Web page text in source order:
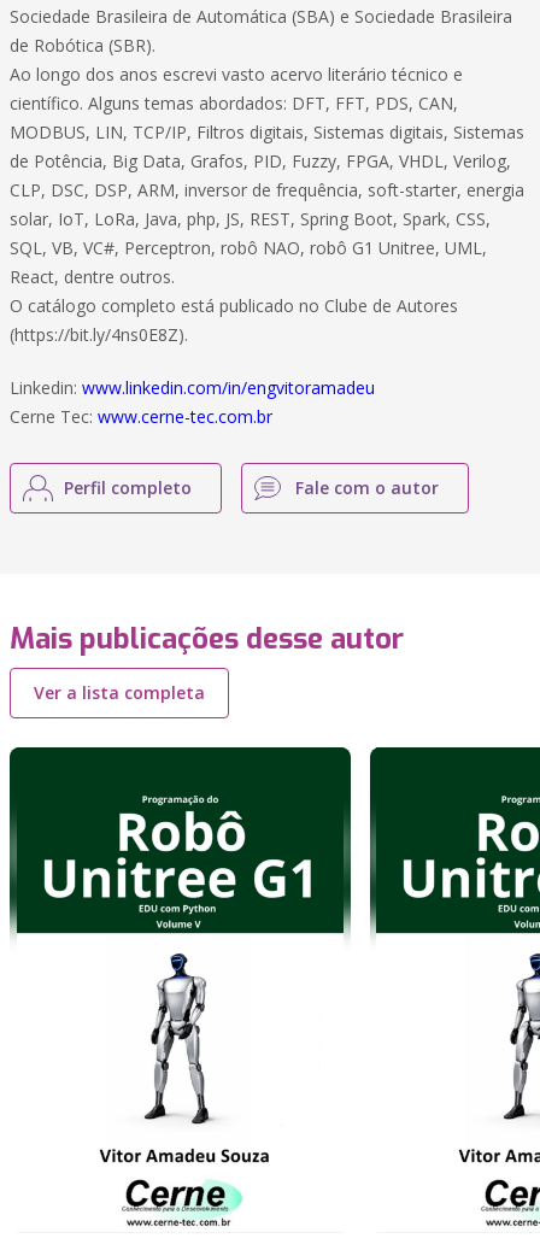
Sociedade Brasileira de Automática (SBA) e Sociedade Brasileira
de Robótica (SBR).
Ao longo dos anos escrevi vasto acervo literário técnico e
científico. Alguns temas abordados: DFT, FFT, PDS, CAN,
MODBUS, LIN, TCP/IP, Filtros digitais, Sistemas digitais, Sistemas
de Potência, Big Data, Grafos, PID, Fuzzy, FPGA, VHDL, Verilog,
CLP, DSC, DSP, ARM, inversor de frequência, soft-starter, energia
solar, IoT, LoRa, Java, php, JS, REST, Spring Boot, Spark, CSS,
SQL, VB, VC#, Perceptron, robô NAO, robô G1 Unitree, UML,
React, dentre outros.
O catálogo completo está publicado no Clube de Autores
(https://bit.ly/4ns0E8Z).
Linkedin: www.linkedin.com/in/engvitoramadeu
Cerne Tec: www.cerne-tec.com.br
Perfil completo Fale com o autor
Mais publicações desse autor
Ver a lista completa